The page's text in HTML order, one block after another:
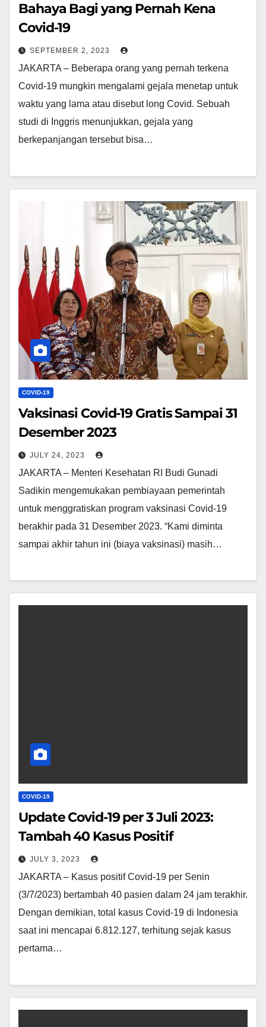
Bahaya Bagi yang Pernah Kena
Covid-19
SEPTEMBER 2, 2023
JAKARTA – Beberapa orang yang pernah terkena
Covid-19 mungkin mengalami gejala menetap untuk
waktu yang lama atau disebut long Covid. Sebuah
studi di Inggris menunjukkan, gejala yang
berkepanjangan tersebut bisa…
COVID-19
Vaksinasi Covid-19 Gratis Sampai 31
Desember 2023
JULY 24, 2023
JAKARTA – Menteri Kesehatan RI Budi Gunadi
Sadikin mengemukakan pembiayaan pemerintah
untuk menggratiskan program vaksinasi Covid-19
berakhir pada 31 Desember 2023. “Kami diminta
sampai akhir tahun ini (biaya vaksinasi) masih…
COVID-19
Update Covid-19 per 3 Juli 2023:
Tambah 40 Kasus Positif
JULY 3, 2023
JAKARTA – Kasus positif Covid-19 per Senin
(3/7/2023) bertambah 40 pasien dalam 24 jam terakhir.
Dengan demikian, total kasus Covid-19 di Indonesia
saat ini mencapai 6.812.127, terhitung sejak kasus
pertama…